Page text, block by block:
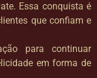
Essa conquista é
que confiam e
para continuar
em forma de